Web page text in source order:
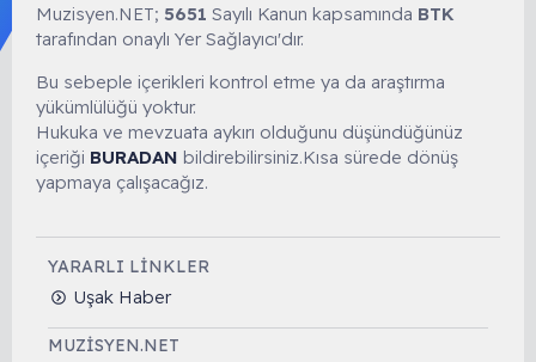
Muzisyen.NET; 5651 Sayılı Kanun kapsamında BTK
tarafından onaylı Yer Sağlayıcı'dır.
Bu sebeple içerikleri kontrol etme ya da araştırma
yükümlülüğü yoktur.
Hukuka ve mevzuata aykırı olduğunu düşündüğünüz
içeriği BURADAN bildirebilirsiniz.Kısa sürede dönüş
yapmaya çalışacağız.
YARARLI LINKLER
Uşak Haber
MUZISYEN.NET